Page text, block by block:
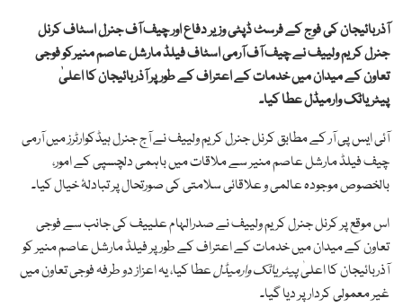
آذربائیجان کی فوج کے فرسٹ ڈپٹی وزیر دفاع اور چیف آف جنرل اسٹاف کرنل
جنرل کریم ولییف نے چیف آف آرمی اسٹاف فیلڈ مارشل عاصم منیرکو فوجی
تعاون کے میدان میں خدمات کے اعتراف کے طور پر آذربائیجان کا اعلیٰ
پیٹریاٹک وارمیڈل عطا کیا۔
آئی ایس پی آر کے مطابق کرنل جنرل کریم ولییف نے آج جنرل ہیڈکوارٹرز میں آرمی
چیف فیلڈ مارشل عاصم منیر سے ملاقات میں باہمی دلچسپی کے امور،
بالخصوص موجودہ عالمی و علاقائی سلامتی کی صورتحال پر تبادلۂ خیال کیا۔
اس موقع پر کرنل جنرل کریم ولییف نے صدرالہام علییف کی جانب سے فوجی
تعاون کے میدان میں خدمات کے اعتراف کے طور پر فیلڈ مارشل عاصم منیر کو
آذربائیجان کا اعلیٰپیٹریاٹک وارمیڈلعطا کیا، یہ اعزاز دو طرفہ فوجی تعاون میں
غیر معمولی کردار پر دیا گیا۔